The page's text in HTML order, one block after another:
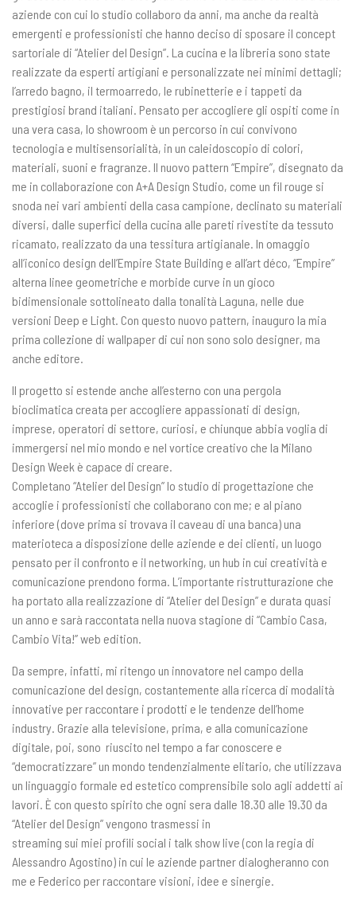
aziende con cui lo studio collaboro da anni, ma anche da realtà
emergenti e professionisti che hanno deciso di sposare il concept
sartoriale di “Atelier del Design”. La cucina e la libreria sono state
realizzate da esperti artigiani e personalizzate nei minimi dettagli;
l’arredo bagno, il termoarredo, le rubinetterie e i tappeti da
prestigiosi brand italiani. Pensato per accogliere gli ospiti come in
una vera casa, lo showroom è un percorso in cui convivono
tecnologia e multisensorialità, in un caleidoscopio di colori,
materiali, suoni e fragranze. Il nuovo pattern “Empire”, disegnato da
me in collaborazione con A+A Design Studio, come un fil rouge si
snoda nei vari ambienti della casa campione, declinato su materiali
diversi, dalle superfici della cucina alle pareti rivestite da tessuto
ricamato, realizzato da una tessitura artigianale. In omaggio
all’iconico design dell’Empire State Building e all’art déco, “Empire”
alterna linee geometriche e morbide curve in un gioco
bidimensionale sottolineato dalla tonalità Laguna, nelle due
versioni Deep e Light. Con questo nuovo pattern, inauguro la mia
prima collezione di wallpaper di cui non sono solo designer, ma
anche editore.
Il progetto si estende anche all’esterno con una pergola
bioclimatica creata per accogliere appassionati di design,
imprese, operatori di settore, curiosi, e chiunque abbia voglia di
immergersi nel mio mondo e nel vortice creativo che la Milano
Design Week è capace di creare.
Completano “Atelier del Design” lo studio di progettazione che
accoglie i professionisti che collaborano con me; e al piano
inferiore (dove prima si trovava il caveau di una banca) una
materioteca a disposizione delle aziende e dei clienti, un luogo
pensato per il confronto e il networking, un hub in cui creatività e
comunicazione prendono forma. L’importante ristrutturazione che
ha portato alla realizzazione di “Atelier del Design” e durata quasi
un anno e sarà raccontata nella nuova stagione di “Cambio Casa,
Cambio Vita!” web edition.
Da sempre, infatti, mi ritengo un innovatore nel campo della
comunicazione del design, costantemente alla ricerca di modalità
innovative per raccontare i prodotti e le tendenze dell’home
industry. Grazie alla televisione, prima, e alla comunicazione
digitale, poi, sono riuscito nel tempo a far conoscere e
“democratizzare” un mondo tendenzialmente elitario, che utilizzava
un linguaggio formale ed estetico comprensibile solo agli addetti ai
lavori. È con questo spirito che ogni sera dalle 18.30 alle 19.30 da
“Atelier del Design” vengono trasmessi in
streaming sui miei profili social i talk show live (con la regia di
Alessandro Agostino) in cui le aziende partner dialogheranno con
me e Federico per raccontare visioni, idee e sinergie.